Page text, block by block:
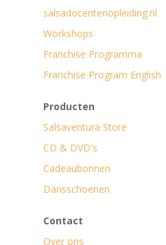
salsadocentenopleiding.nl
Workshops
Franchise Programma
Franchise Program English
Producten
Salsaventura Store
CD & DVD's
Cadeaubonnen
Dansschoenen
Contact
Over ons